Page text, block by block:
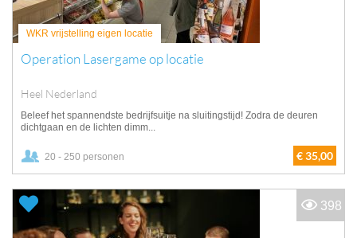
WKR vrijstelling eigen locatie
Operation Lasergame op locatie
Heel Nederland
Beleef het spannendste bedrijfsuitje na sluitingstijd! Zodra de deuren
dichtgaan en de lichten dimm...
20 - 250 personen € 35,00
398